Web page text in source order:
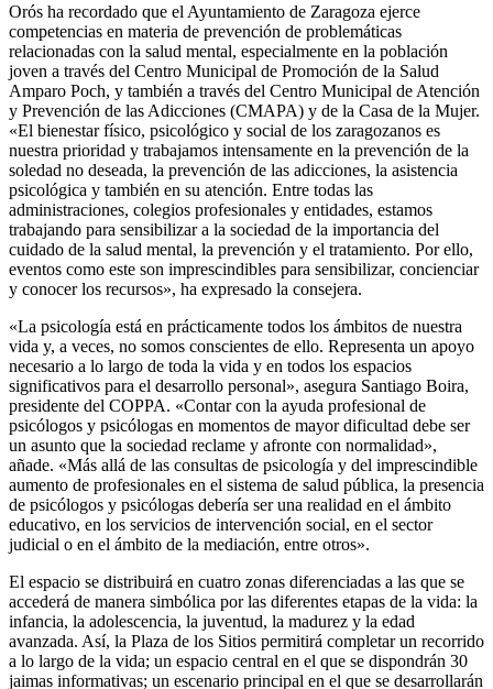
Orós ha recordado que el Ayuntamiento de Zaragoza ejerce
competencias en materia de prevención de problemáticas
relacionadas con la salud mental, especialmente en la población
joven a través del Centro Municipal de Promoción de la Salud
Amparo Poch, y también a través del Centro Municipal de Atención
y Prevención de las Adicciones (CMAPA) y de la Casa de la Mujer.
«El bienestar físico, psicológico y social de los zaragozanos es
nuestra prioridad y trabajamos intensamente en la prevención de la
soledad no deseada, la prevención de las adicciones, la asistencia
psicológica y también en su atención. Entre todas las
administraciones, colegios profesionales y entidades, estamos
trabajando para sensibilizar a la sociedad de la importancia del
cuidado de la salud mental, la prevención y el tratamiento. Por ello,
eventos como este son imprescindibles para sensibilizar, concienciar
y conocer los recursos», ha expresado la consejera.
«La psicología está en prácticamente todos los ámbitos de nuestra
vida y, a veces, no somos conscientes de ello. Representa un apoyo
necesario a lo largo de toda la vida y en todos los espacios
significativos para el desarrollo personal», asegura Santiago Boira,
presidente del COPPA. «Contar con la ayuda profesional de
psicólogos y psicólogas en momentos de mayor dificultad debe ser
un asunto que la sociedad reclame y afronte con normalidad»,
añade. «Más allá de las consultas de psicología y del imprescindible
aumento de profesionales en el sistema de salud pública, la presencia
de psicólogos y psicólogas debería ser una realidad en el ámbito
educativo, en los servicios de intervención social, en el sector
judicial o en el ámbito de la mediación, entre otros».
El espacio se distribuirá en cuatro zonas diferenciadas a las que se
accederá de manera simbólica por las diferentes etapas de la vida: la
infancia, la adolescencia, la juventud, la madurez y la edad
avanzada. Así, la Plaza de los Sitios permitirá completar un recorrido
a lo largo de la vida; un espacio central en el que se dispondrán 30
jaimas informativas; un escenario principal en el que se desarrollarán